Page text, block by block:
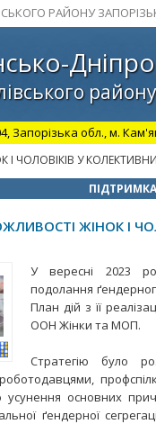
РАЙОНУ
обл., м.
І ЧОЛОВІКІВ У
ЖІНОК І
У вересні 2023
подолання
План дій з її
ООН Жінки та МОП.
Стратегію було
основних
ґендерної